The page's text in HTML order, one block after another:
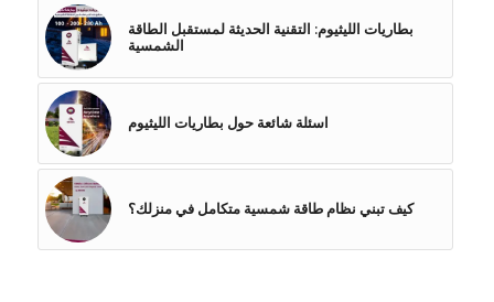
بطاريات الليثيوم: التقنية الحديثة لمستقبل الطاقة
الشمسية
اسئلة شائعة حول بطاريات الليثيوم
كيف تبني نظام طاقة شمسية متكامل في منزلك؟